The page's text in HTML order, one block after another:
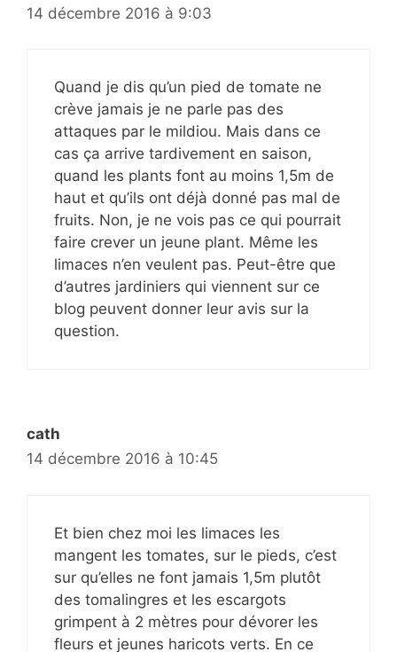
14 décembre 2016 à 9:03
Quand je dis qu’un pied de tomate ne
crève jamais je ne parle pas des
attaques par le mildiou. Mais dans ce
cas ça arrive tardivement en saison,
quand les plants font au moins 1,5m de
haut et qu’ils ont déjà donné pas mal de
fruits. Non, je ne vois pas ce qui pourrait
faire crever un jeune plant. Même les
limaces n’en veulent pas. Peut-être que
d’autres jardiniers qui viennent sur ce
blog peuvent donner leur avis sur la
question.
cath
14 décembre 2016 à 10:45
Et bien chez moi les limaces les
mangent les tomates, sur le pieds, c’est
sur qu’elles ne font jamais 1,5m plutôt
des tomalingres et les escargots
grimpent à 2 mètres pour dévorer les
fleurs et jeunes haricots verts. En ce